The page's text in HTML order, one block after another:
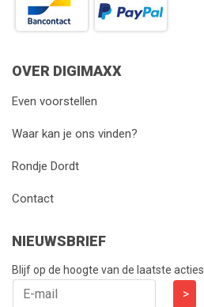
OVER DIGIMAXX
Even voorstellen
Waar kan je ons vinden?
Rondje Dordt
Contact
NIEUWSBRIEF
Blijf op de hoogte van de laatste acties